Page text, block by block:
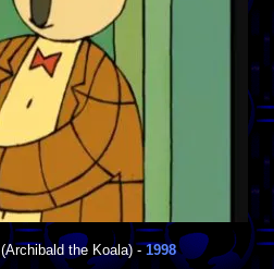
(Archibald the Koala) -1998